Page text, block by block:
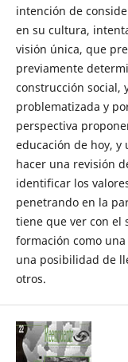
intención de
en su cultura,
visión única, que
previamente
construcción social,
problematizada y
perspectiva
educación de hoy, y
hacer una revisión
identificar los
penetrando en la
tiene que ver con el
formación como
una posibilidad de
otros.